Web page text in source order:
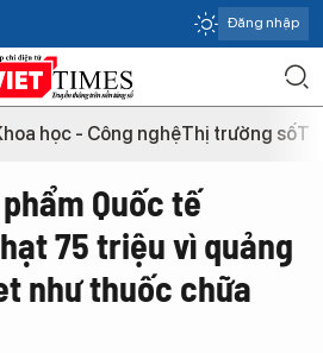
Đăng nhập
học - Công nghệThị trường số
Quốc tế
75 triệu vì quảng
như thuốc chữa